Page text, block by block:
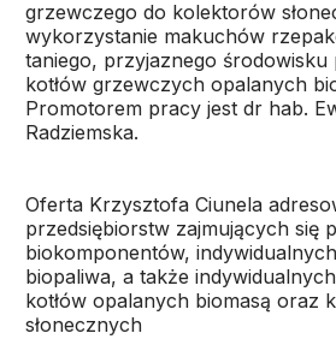
grzewczego do kolektorów
wykorzystanie makuchów
taniego, przyjaznego środowisku
kotłów grzewczych opalanych
Promotorem pracy jest dr hab.
Radziemska.
Oferta Krzysztofa Ciunela
przedsiębiorstw zajmujących się
biokomponentów,
biopaliwa, a także
kotłów opalanych biomasą oraz
słonecznych